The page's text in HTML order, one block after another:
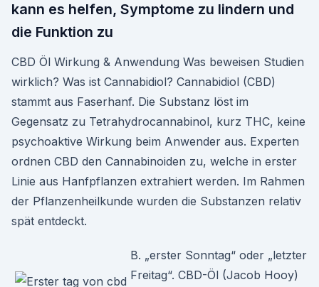
kann es helfen, Symptome zu lindern und
die Funktion zu
CBD Öl Wirkung & Anwendung Was beweisen Studien
wirklich? Was ist Cannabidiol? Cannabidiol (CBD)
stammt aus Faserhanf. Die Substanz löst im
Gegensatz zu Tetrahydrocannabinol, kurz THC, keine
psychoaktive Wirkung beim Anwender aus. Experten
ordnen CBD den Cannabinoiden zu, welche in erster
Linie aus Hanfpflanzen extrahiert werden. Im Rahmen
der Pflanzenheilkunde wurden die Substanzen relativ
spät entdeckt.
B. „erster Sonntag“ oder „letzter
Freitag“. CBD-Öl (Jacob Hooy)